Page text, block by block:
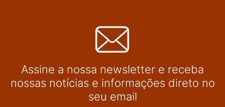
Assine a nossa newsletter e receba
nossas notícias e informações direto no
seu email